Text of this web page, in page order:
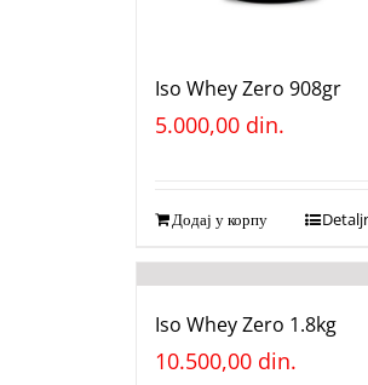
Iso Whey Zero 908gr
5.000,00 din.
Додај у корпу
Iso Whey Zero 1.8kg
10.500,00 din.